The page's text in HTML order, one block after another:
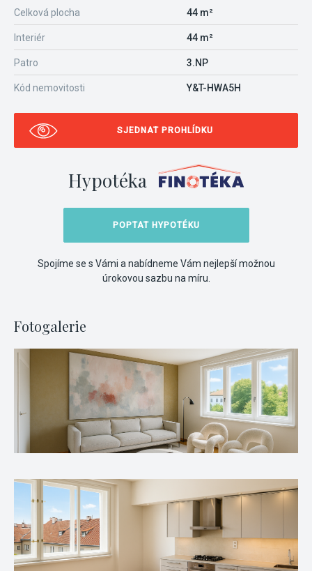
Celková plocha 44 m²
Interiér 44 m²
Patro 3.NP
Kód nemovitosti Y&T-HWA5H
SJEDNAT PROHLÍDKU
Hypotéka
POPTAT HYPOTÉKU
Spojíme se s Vámi a nabídneme Vám nejlepší možnou
úrokovou sazbu na míru.
Fotogalerie